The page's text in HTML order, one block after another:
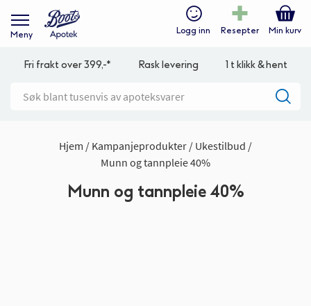
Meny Logg inn Resepter Min kurv
Fri frakt over 399,-* Rask levering 1 t klikk & hent
Hjem Kampanjeprodukter
Ukestilbud
Munn og tannpleie 40%
Munn og tannpleie 40%